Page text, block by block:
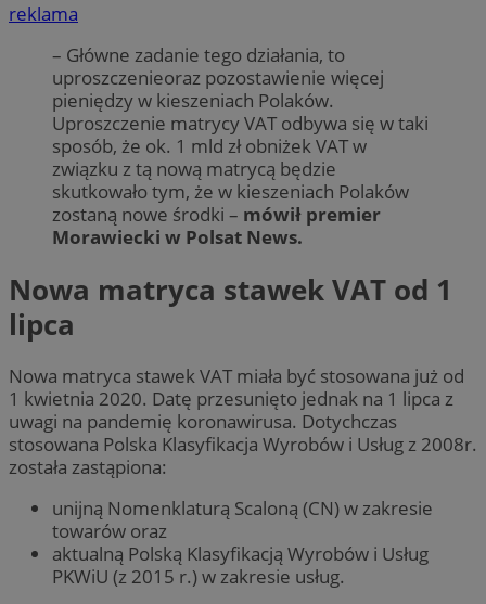
reklama
– Główne zadanie tego działania, to
uproszczenieoraz pozostawienie więcej
pieniędzy w kieszeniach Polaków.
Uproszczenie matrycy VAT odbywa się w taki
sposób, że ok. 1 mld zł obniżek VAT w
związku z tą nową matrycą będzie
skutkowało tym, że w kieszeniach Polaków
zostaną nowe środki – mówił premier
Morawiecki w Polsat News.
Nowa matryca stawek VAT od 1
lipca
Nowa matryca stawek VAT miała być stosowana już od
1 kwietnia 2020. Datę przesunięto jednak na 1 lipca z
uwagi na pandemię koronawirusa. Dotychczas
stosowana Polska Klasyfikacja Wyrobów i Usług z 2008r.
została zastąpiona:
unijną Nomenklaturą Scaloną (CN) w zakresie
towarów oraz
aktualną Polską Klasyfikacją Wyrobów i Usług
PKWiU (z 2015 r.) w zakresie usług.